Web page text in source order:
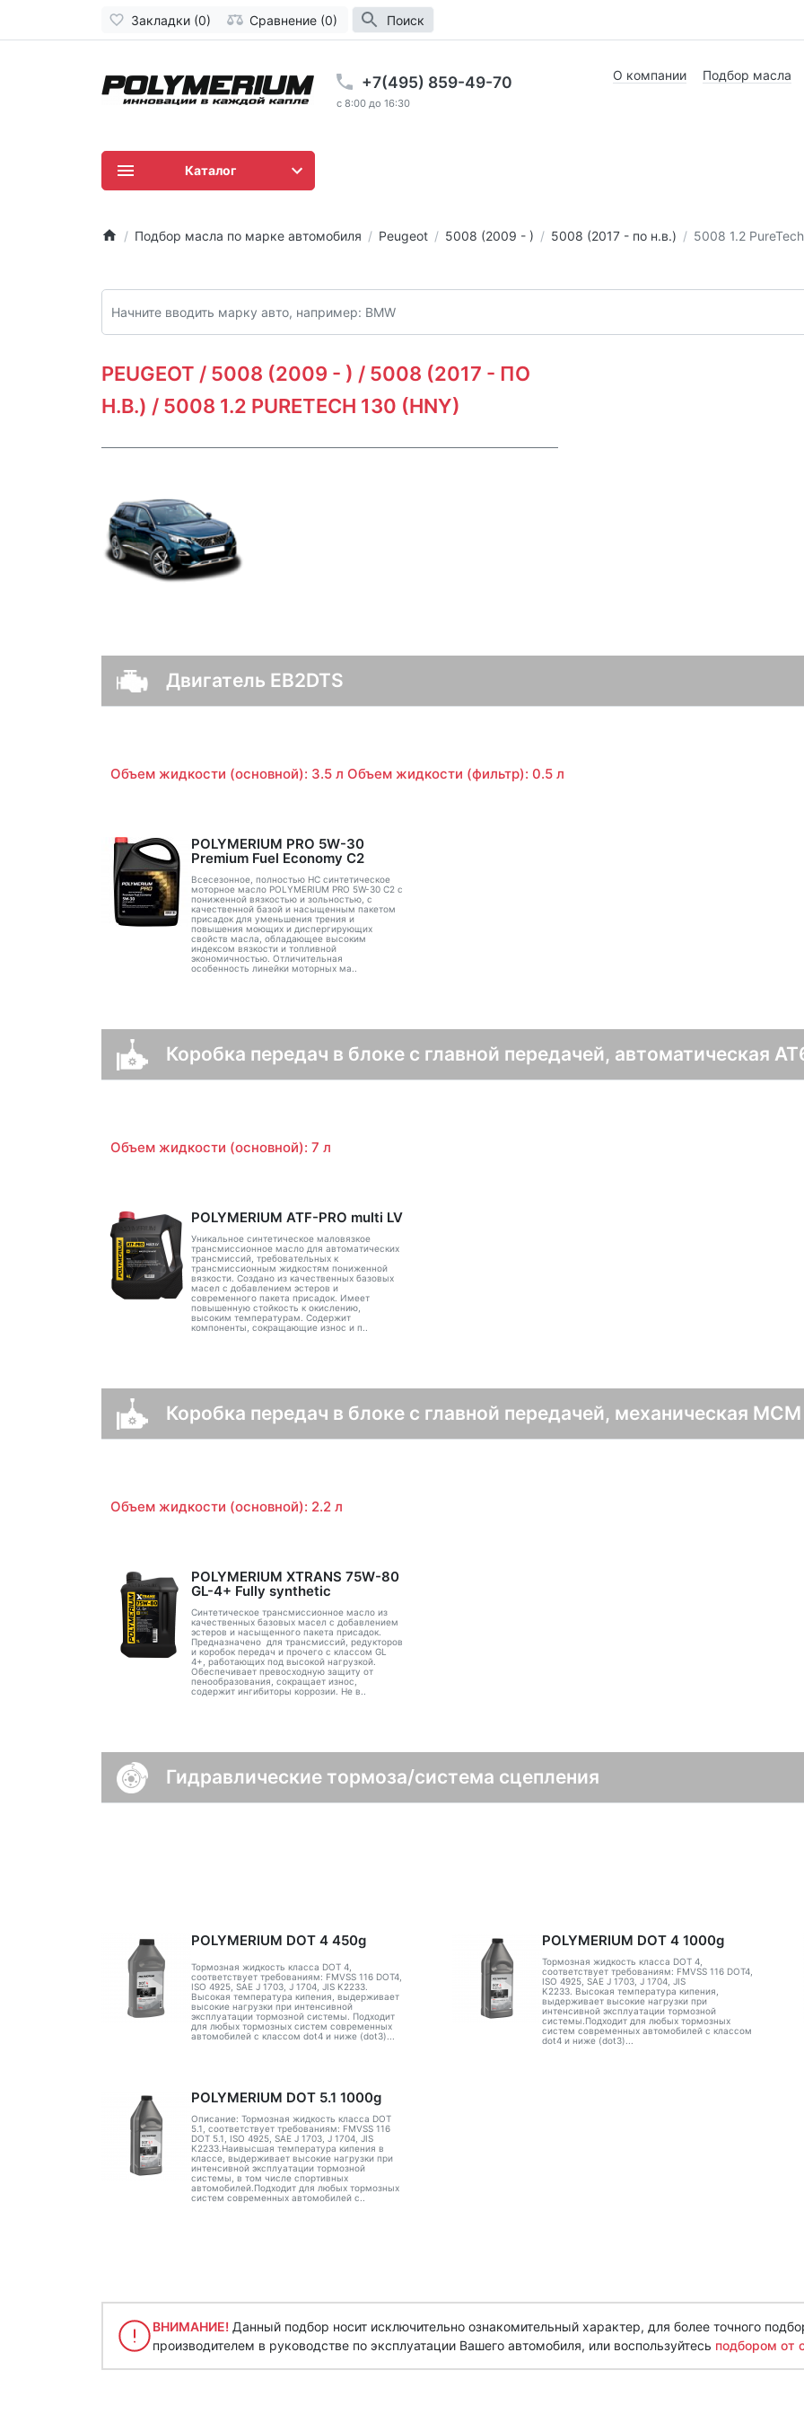
Закладки (0) Сравнение (0) Поиск
+7(495) 859-49-70
c 8:00 до 16:30
О компании Подбор масла
Каталог
Подбор масла по марке автомобиля Peugeot 5008 (2009 - ) 5008 (2017 - по н.в.) 5008 1.2
PEUGEOT / 5008 (2009 - ) / 5008 (2017 - ПО
Н.В.) / 5008 1.2 PURETECH 130 (HNY)
Двигатель EB2DTS
Объем жидкости (основной): 3.5 л Объем жидкости (фильтр): 0.5 л
POLYMERIUM PRO 5W-30
Premium Fuel Economy С2
Всесезонное, полностью HC синтетическое
моторное масло POLYMERIUM PRO 5W-30 C2 с
пониженной вязкостью и зольностью, с
качественной базой и насыщенным пакетом
присадок для уменьшения трения и
повышения моющих и диспергирующих
свойств масла, обладающее высоким
индексом вязкости и топливной
экономичностью. Отличительная
особенность линейки моторных ма..
Коробка передач в блоке с главной передачей, автоматическая
Объем жидкости (основной): 7 л
POLYMERIUM ATF-PRO multi LV
Уникальное синтетическое маловязкое
трансмиссионное масло для автоматических
трансмиссий, требовательных к
трансмиссионным жидкостям пониженной
вязкости. Создано из качественных базовых
масел с добавлением эстеров и
современного пакета присадок. Имеет
повышенную стойкость к окислению,
высоким температурам. Содержит
компоненты, сокращающие износ и п..
Коробка передач в блоке с главной передачей, механическая
Объем жидкости (основной): 2.2 л
POLYMERIUM XTRANS 75W-80
GL-4+ Fully synthetic
Синтетическое трансмиссионное масло из
качественных базовых масел с добавлением
эстеров и насыщенного пакета присадок.
Предназначено для трансмиссий, редукторов
и коробок передач и прочего с классом GL
4+, работающих под высокой нагрузкой.
Обеспечивает превосходную защиту от
пенообразования, сокращает износ,
содержит ингибиторы коррозии. Не в..
Гидравлические тормоза/система сцепления
POLYMERIUM DOT 4 450g
Тормозная жидкость класса DOT 4,
соответствует требованиям: FMVSS 116 DOT4,
ISO 4925, SAE J 1703, J 1704, JIS K2233.
Высокая температура кипения, выдерживает
высокие нагрузки при интенсивной
эксплуатации тормозной системы. Подходит
для любых тормозных систем современных
автомобилей с классом dot4 и ниже (dot3)...
POLYMERIUM DOT 4 1000g
Тормозная жидкость класса DOT 4,
соответствует требованиям: FMVSS 116 DOT4,
ISO 4925, SAE J 1703, J 1704, JIS
K2233. Высокая температура кипения,
выдерживает высокие нагрузки при
интенсивной эксплуатации тормозной
системы.Подходит для любых тормозных
систем современных автомобилей с классом
dot4 и ниже (dot3)...
POLYMERIUM DOT 5.1 1000g
Описание: Тормозная жидкость класса DOT
5.1, соответствует требованиям: FMVSS 116
DOT 5.1, ISO 4925, SAE J 1703, J 1704, JIS
K2233.Наивысшая температура кипения в
классе, выдерживает высокие нагрузки при
интенсивной эксплуатации тормозной
системы, в том числе спортивных
автомобилей.Подходит для любых тормозных
систем современных автомобилей с..
ВНИМАНИЕ! Данный подбор носит исключительно ознакомительный характер, для более точного
производителем в руководстве по эксплуатации Вашего автомобиля, или воспользуйтесь подбором от